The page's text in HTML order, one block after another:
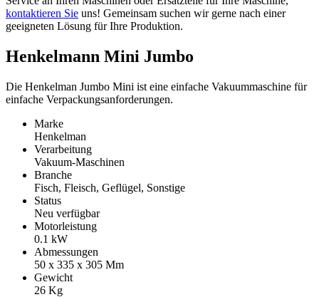
kontaktieren Sie uns! Gemeinsam suchen wir gerne nach einer
geeigneten Lösung für Ihre Produktion.
Henkelmann Mini Jumbo
Die Henkelman Jumbo Mini ist eine einfache Vakuummaschine für
einfache Verpackungsanforderungen.
Marke
Henkelman
Verarbeitung
Vakuum-Maschinen
Branche
Fisch, Fleisch, Geflügel, Sonstige
Status
Neu verfügbar
Motorleistung
0.1 kW
Abmessungen
50 x 335 x 305 Mm
Gewicht
26 Kg